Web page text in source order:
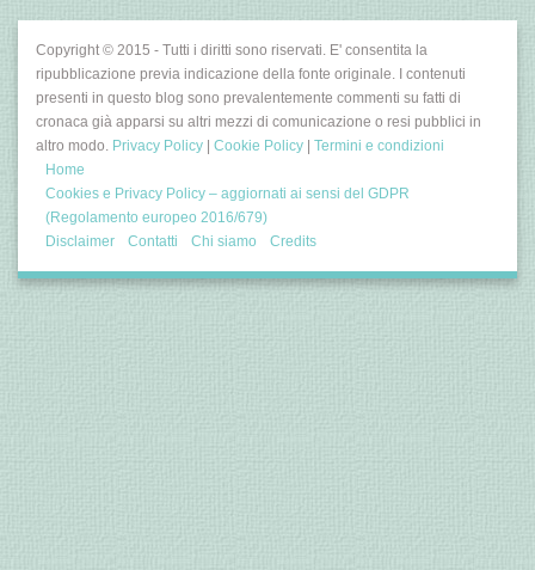
Copyright © 2015 - Tutti i diritti sono riservati. E' consentita la
ripubblicazione previa indicazione della fonte originale. I contenuti
presenti in questo blog sono prevalentemente commenti su fatti di
cronaca già apparsi su altri mezzi di comunicazione o resi pubblici in
altro modo. Privacy Policy Cookie Policy
Termini e condizioni
Home
Cookies e Privacy Policy – aggiornati ai sensi del GDPR
(Regolamento europeo 2016/679)
Disclaimer
Contatti Chi siamo Credits